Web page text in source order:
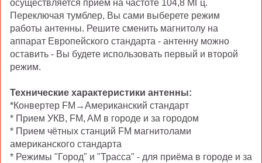
осуществляется приём на частоте 104,8 МГц.
Переключая тумблер, Вы сами выберете режим
работы антенны. Решите сменить магнитолу на
аппарат Европейского стандарта - антенну можно
оставить - Вы будете использовать первый и второй
режим.
Технические характеристики антенны:
*Конвертер FM→Американский стандарт
* Прием УКВ, FM, AM в городе и за городом
* Прием чётных станций FM магнитолами
американского стандарта
* Режимы "Город" и "Трасса" - для приёма в городе и за